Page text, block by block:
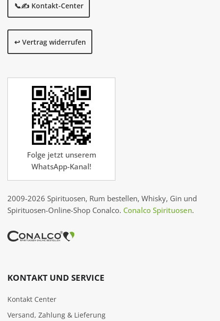
📞✍️ Kontakt-Center
↩️ Vertrag widerrufen
Folge jetzt unserem
WhatsApp-Kanal!
2009-2026 Spirituosen, Rum bestellen, Whisky, Gin und
Spirituosen-Online-Shop Conalco. Conalco Spirituosen.
KONTAKT UND SERVICE
Kontakt Center
Versand, Zahlung & Lieferung